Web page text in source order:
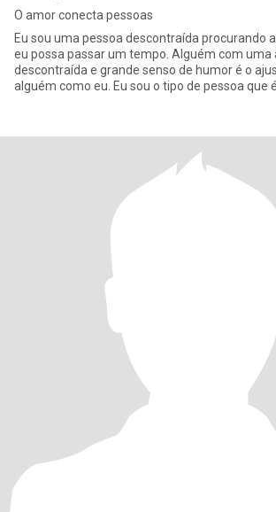
O amor conecta pessoas
Eu sou uma pessoa descontraída procurando
eu possa passar um tempo. Alguém com uma
descontraída e grande senso de humor é o
alguém como eu. Eu sou o tipo de pessoa que